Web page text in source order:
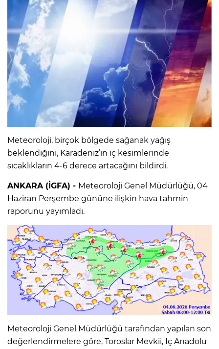
Meteoroloji, birçok bölgede sağanak yağış
beklendiğini, Karadeniz’in iç kesimlerinde
sıcaklıkların 4-6 derece artacağını bildirdi.
ANKARA (İGFA) - Meteoroloji Genel Müdürlüğü, 04
Haziran Perşembe gününe ilişkin hava tahmin
raporunu yayımladı.
Meteoroloji Genel Müdürlüğü tarafından yapılan son
değerlendirmelere göre, Toroslar Mevkii, İç Anadolu